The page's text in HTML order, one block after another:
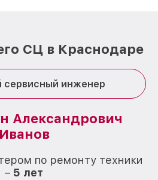
СЦ в Краснодаре
сервисный инженер
Александрович
Иванов
по ремонту техники
– 5 лет